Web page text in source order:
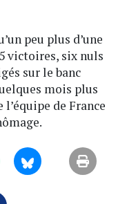
peu plus d’une
victoires, six nuls
sur le banc
mois plus
de France